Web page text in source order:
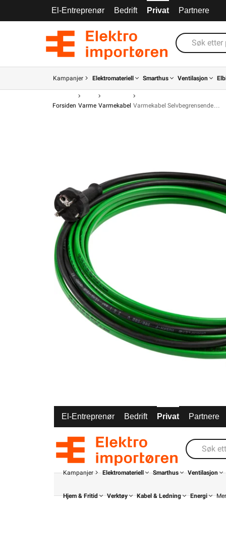
El-Entreprenør Bedrift Privat Partnere
Kampanjer Elektromateriell Smarthus Ventilasjon
Forsiden Varme Varmekabel Varmekabel Selvbegrensende
El-Entreprenør Bedrift Privat Partnere
Kampanjer Elektromateriell Smarthus Ventilasjon
Hjem & Fritid Verktøy Kabel & Ledning Energi Mer